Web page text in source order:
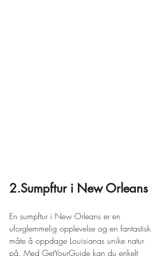
2.Sumpftur i New Orleans
En sumpftur i New Orleans er en
uforglemmelig opplevelse og en fantastisk
måte å oppdage Louisianas unike natur
på. Med GetYourGuide kan du enkelt